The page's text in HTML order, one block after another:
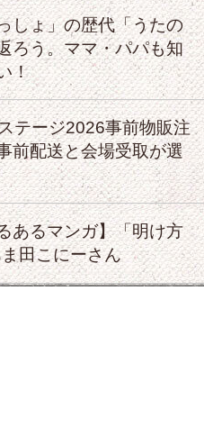
しょ」の歴代「うたの
ろう。ママ・パパも知
！
テージ2026事前物販注
前配送と会場受取が選
あるマンガ】「明け方
田こにーさん